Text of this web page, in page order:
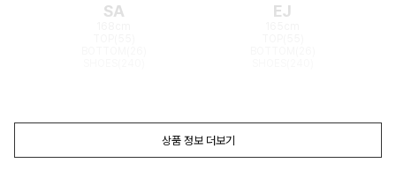
SA EJ
상품 정보 더보기